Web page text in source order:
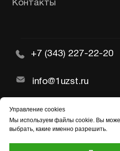
Управление cookies
Мы используем файлы cookie. Вы
выбрать, какие именно разрешить.